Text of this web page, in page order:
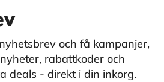
och få kampanjer,
rabattkoder och
deals - direkt i din inkorg.